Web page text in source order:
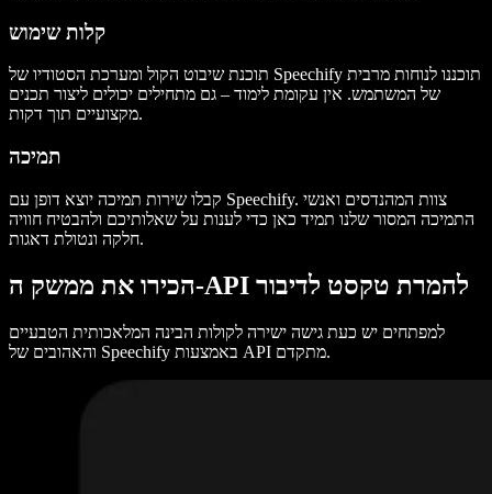
קלות שימוש
תוכנת שיבוט הקול ומערכת הסטודיו של Speechify תוכננו לנוחות מרבית
של המשתמש. אין עקומת לימוד – גם מתחילים יכולים ליצור תכנים
מקצועיים תוך דקות.
תמיכה
קבלו שירות תמיכה יוצא דופן עם Speechify. צוות המהנדסים ואנשי
התמיכה המסור שלנו תמיד כאן כדי לענות על שאלותיכם ולהבטיח חוויה
חלקה ונטולת דאגות.
הכירו את ממשק ה-API להמרת טקסט לדיבור
למפתחים יש כעת גישה ישירה לקולות הבינה המלאכותית הטבעיים
והאהובים של Speechify באמצעות API מתקדם.